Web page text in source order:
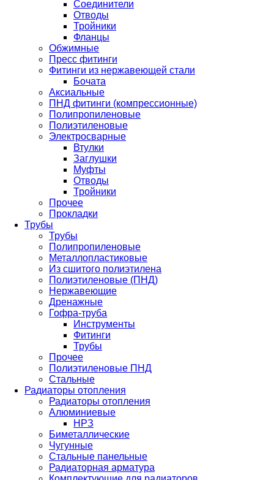
Соединители
Отводы
Тройники
Фланцы
Обжимные
Пресс фитинги
Фитинги из нержавеющей стали
Бочата
Аксиальные
ПНД фитинги (компрессионные)
Полипропиленовые
Полиэтиленовые
Электросварные
Втулки
Заглушки
Муфты
Отводы
Тройники
Прочее
Прокладки
Трубы
Трубы
Полипропиленовые
Металлопластиковые
Из сшитого полиэтилена
Полиэтиленовые (ПНД)
Нержавеющие
Дренажные
Гофра-труба
Инструменты
Фитинги
Трубы
Прочее
Полиэтиленовые ПНД
Стальные
Радиаторы отопления
Радиаторы отопления
Алюминиевые
НРЗ
Биметаллические
Чугунные
Стальные панельные
Радиаторная арматура